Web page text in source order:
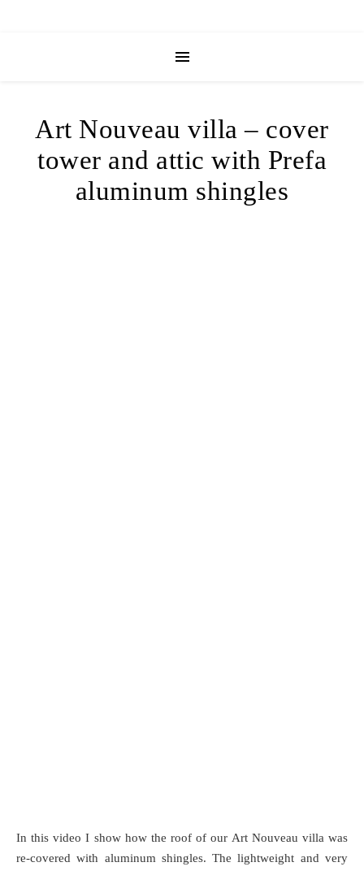
Art Nouveau villa – cover
tower and attic with Prefa
aluminum shingles
In this video I show how the roof of our Art Nouveau villa was
re-covered with aluminum shingles. The lightweight and very